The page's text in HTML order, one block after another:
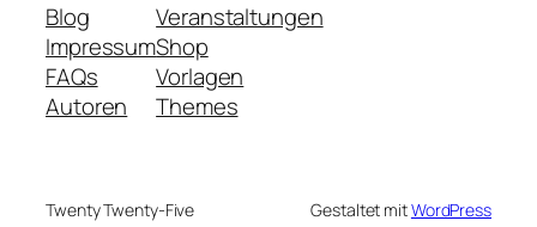
Blog
Impressum
FAQs
Autoren
Veranstaltungen
Shop
Vorlagen
Themes
Twenty Twenty-Five Gestaltet mitWordPress